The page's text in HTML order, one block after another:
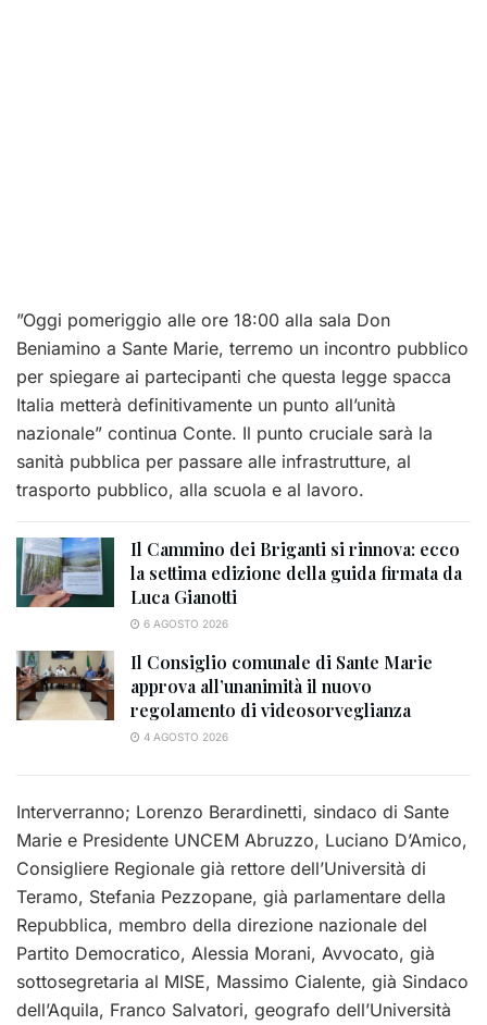
”Oggi pomeriggio alle ore 18:00 alla sala Don
Beniamino a Sante Marie, terremo un incontro pubblico
per spiegare ai partecipanti che questa legge spacca
Italia metterà definitivamente un punto all’unità
nazionale” continua Conte. Il punto cruciale sarà la
sanità pubblica per passare alle infrastrutture, al
trasporto pubblico, alla scuola e al lavoro.
Il Cammino dei Briganti si rinnova: ecco
la settima edizione della guida firmata da
Luca Gianotti
6 AGOSTO 2026
Il Consiglio comunale di Sante Marie
approva all’unanimità il nuovo
regolamento di videosorveglianza
4 AGOSTO 2026
Interverranno; Lorenzo Berardinetti, sindaco di Sante
Marie e Presidente UNCEM Abruzzo, Luciano D’Amico,
Consigliere Regionale già rettore dell’Università di
Teramo, Stefania Pezzopane, già parlamentare della
Repubblica, membro della direzione nazionale del
Partito Democratico, Alessia Morani, Avvocato, già
sottosegretaria al MISE, Massimo Cialente, già Sindaco
dell’Aquila, Franco Salvatori, geografo dell’Università